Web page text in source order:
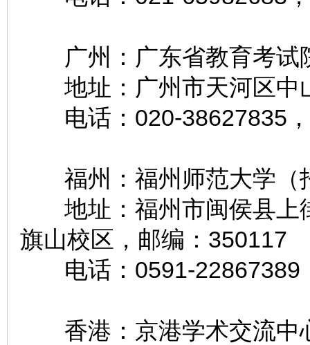
广州：广东省教
地址：广州市天河区中
电话：020-38627835
福州：福州师范大学（
地址：福州市闽侯县上
旗山校区，邮编：350117
电话：0591-22867389
香港：京港学术